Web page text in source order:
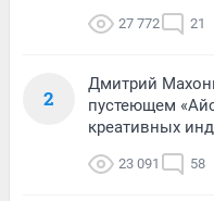
27 772 21
2
Дмитрий
пустеющем
креативных
23 091 58